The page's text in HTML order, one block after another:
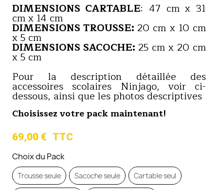
DIMENSIONS CARTABLE: 47 cm x 31
cm x 14 cm
DIMENSIONS TROUSSE: 20 cm x 10 cm
x 5 cm
DIMENSIONS SACOCHE: 25 cm x 20 cm
x 5 cm
Pour la description détaillée des
accessoires scolaires Ninjago, voir ci-
dessous, ainsi que les photos descriptives
Choisissez votre pack maintenant!
69,00 € TTC
Choix du Pack
Trousse seule Sacoche seule Cartable seul